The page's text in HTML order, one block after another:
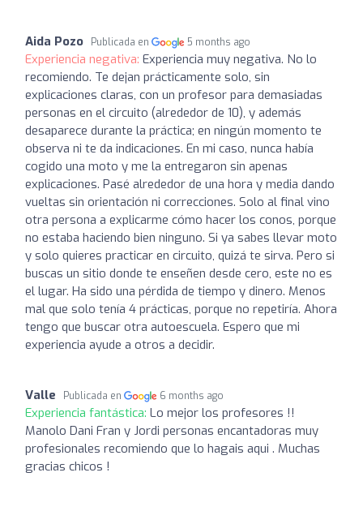
Aida Pozo Publicada en 5 months ago
Experiencia negativa: Experiencia muy negativa. No lo
recomiendo. Te dejan prácticamente solo, sin
explicaciones claras, con un profesor para demasiadas
personas en el circuito (alrededor de 10), y además
desaparece durante la práctica; en ningún momento te
observa ni te da indicaciones. En mi caso, nunca había
cogido una moto y me la entregaron sin apenas
explicaciones. Pasé alrededor de una hora y media dando
vueltas sin orientación ni correcciones. Solo al final vino
otra persona a explicarme cómo hacer los conos, porque
no estaba haciendo bien ninguno. Si ya sabes llevar moto
y solo quieres practicar en circuito, quizá te sirva. Pero si
buscas un sitio donde te enseñen desde cero, este no es
el lugar. Ha sido una pérdida de tiempo y dinero. Menos
mal que solo tenía 4 prácticas, porque no repetiría. Ahora
tengo que buscar otra autoescuela. Espero que mi
experiencia ayude a otros a decidir.
Valle Publicada en 6 months ago
Experiencia fantástica: Lo mejor los profesores !!
Manolo Dani Fran y Jordi personas encantadoras muy
profesionales recomiendo que lo hagais aqui . Muchas
gracias chicos !